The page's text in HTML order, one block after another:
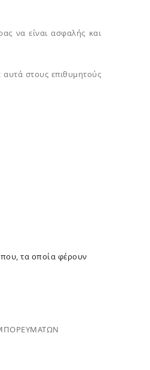
να είναι ασφαλής και
αυτά στους επιθυμητούς
τα οποία φέρουν